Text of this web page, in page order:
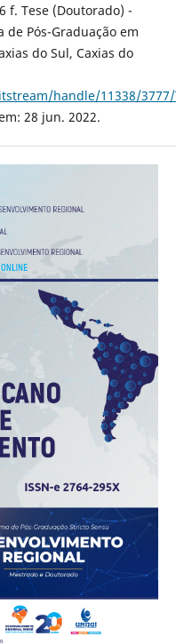
f. Tese (Doutorado) -
Pós-Graduação em
do Sul, Caxias do
handle/11338/3777/
28 jun. 2022.